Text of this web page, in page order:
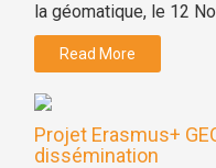
la géomatique, le 12
Read More
Projet Erasmus+
dissémination